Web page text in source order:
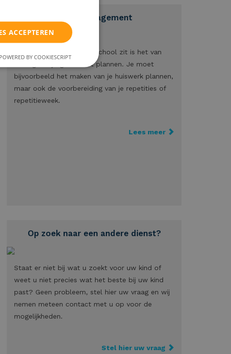
Time management
Als je op de middelbare school zit is het van
belang dat je goed leert plannen. Je moet
bijvoorbeeld het maken van je huiswerk plannen,
maar ook de voorbereiding van je repetities of
repetitieweek.
Lees meer
Op zoek naar een andere dienst?
Staat er niet bij wat u zoekt voor uw kind of
weet u niet precies wat het beste bij uw kind
past? Geen probleem, stel hier uw vraag en wij
nemen meteen contact met u op voor de
mogelijkheden.
Stel hier uw vraag
ACCEPTEREN
POWERED BY COOKIESCRIPT